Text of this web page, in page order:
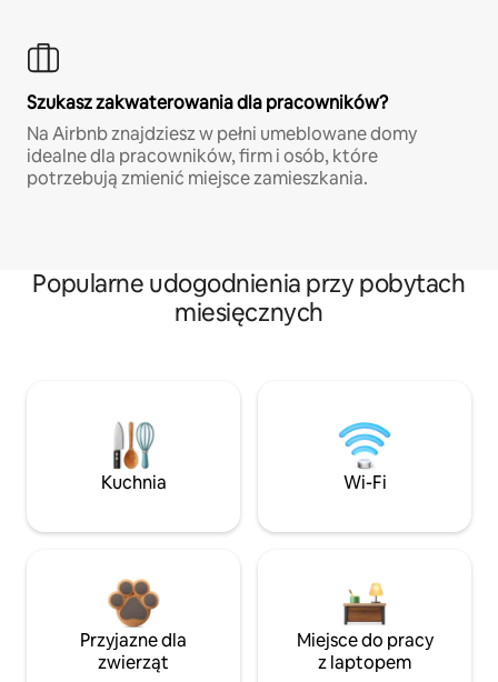
Szukasz zakwaterowania dla pracowników?
Na Airbnb znajdziesz w pełni umeblowane domy
idealne dla pracowników, firm i osób, które
potrzebują zmienić miejsce zamieszkania.
Popularne udogodnienia przy pobytach
miesięcznych
Kuchnia Wi-Fi
Przyjazne dla
zwierząt
Miejsce do pracy
z laptopem